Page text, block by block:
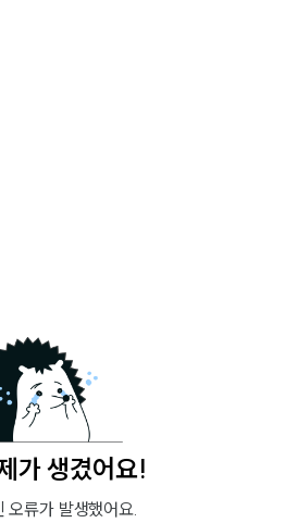
가 생겼어요!
오류가 발생했어요.